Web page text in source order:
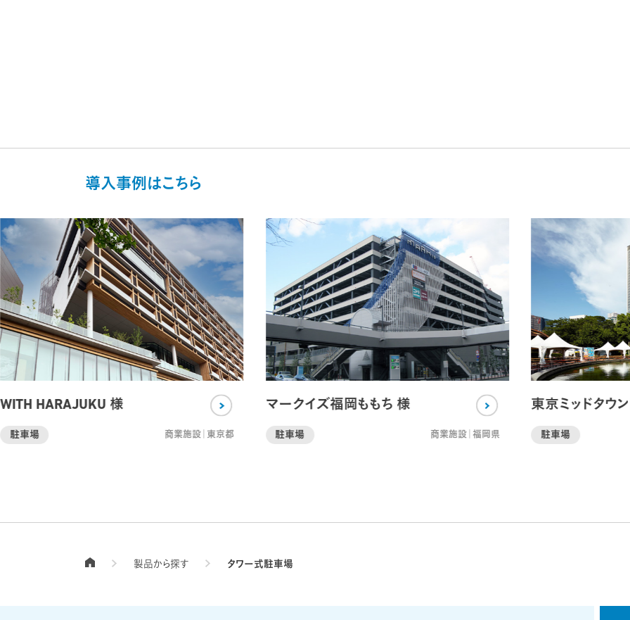
導入事例はこちら
WITH HARAJUKU 様
駐車場 商業施設｜東京都
マークイズ福岡ももち 様
駐車場 商業施設｜福岡県
東京ミッドタウ
駐車場
TOPページ製品から探す
タワー式駐車場